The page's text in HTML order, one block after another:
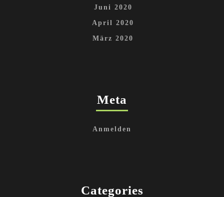
Juni 2020
April 2020
März 2020
Meta
Anmelden
Categories